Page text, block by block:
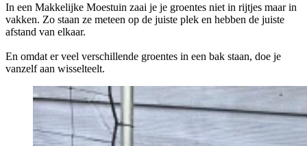
In een Makkelijke Moestuin zaai je je groentes niet in rijtjes maar in
vakken. Zo staan ze meteen op de juiste plek en hebben de juiste
afstand van elkaar.
En omdat er veel verschillende groentes in een bak staan, doe je
vanzelf aan wisselteelt.